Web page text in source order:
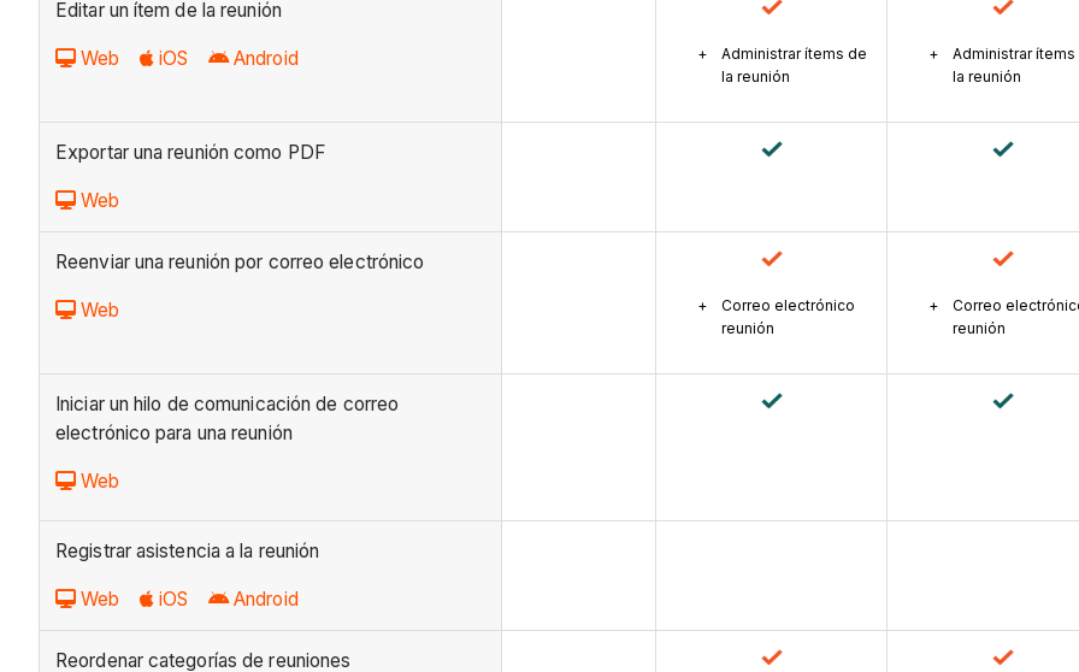
Editar un ítem de la reunión
Web iOS Android
Administrar ítems de
la reunión
Administrar
la reunión
Exportar una reunión como PDF
Web
Reenviar una reunión por correo electrónico
Web
Correo electrónico
reunión
Correo
reunión
Iniciar un hilo de comunicación de correo
electrónico para una reunión
Web
Registrar asistencia a la reunión
Web iOS Android
Reordenar categorías de reuniones